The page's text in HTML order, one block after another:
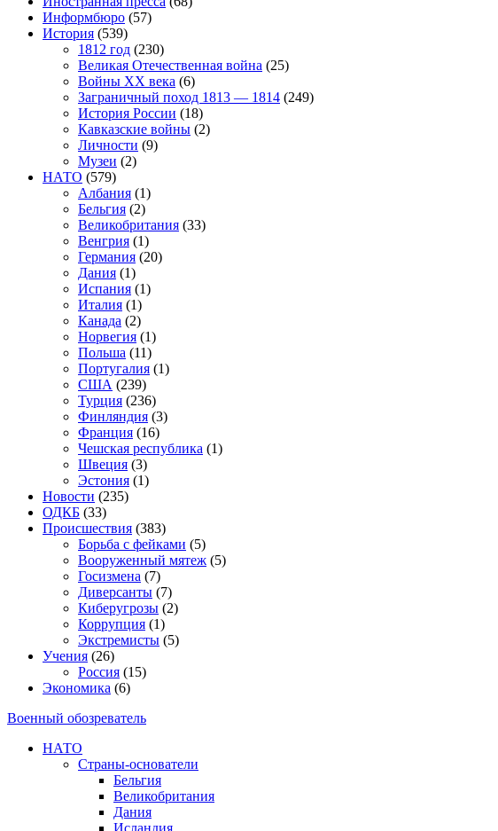
Информбюро (57)
История (539)
1812 год (230)
Великая Отечественная война (25)
Войны XX века (6)
Заграничный поход 1813 — 1814 (249)
История России (18)
Кавказские войны (2)
Личности (9)
Музеи (2)
НАТО (579)
Албания (1)
Бельгия (2)
Великобритания (33)
Венгрия (1)
Германия (20)
Дания (1)
Испания (1)
Италия (1)
Канада (2)
Норвегия (1)
Польша (11)
Португалия (1)
США (239)
Турция (236)
Финляндия (3)
Франция (16)
Чешская республика (1)
Швеция (3)
Эстония (1)
Новости (235)
ОДКБ (33)
Происшествия (383)
Борьба с фейками (5)
Вооруженный мятеж (5)
Госизмена (7)
Диверсанты (7)
Киберугрозы (2)
Коррупция (1)
Экстремисты (5)
Учения (26)
Россия (15)
Экономика (6)
Военный обозреватель
НАТО
Страны-основатели
Бельгия
Великобритания
Дания